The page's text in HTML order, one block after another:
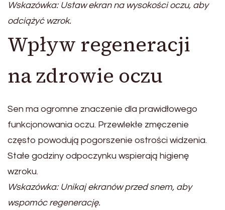
Wskazówka: Ustaw ekran na wysokości oczu, aby
odciążyć wzrok.
Wpływ regeneracji
na zdrowie oczu
Sen ma ogromne znaczenie dla prawidłowego
funkcjonowania oczu. Przewlekłe zmęczenie
często powodują pogorszenie ostrości widzenia.
Stałe godziny odpoczynku wspierają higienę
wzroku.
Wskazówka: Unikaj ekranów przed snem, aby
wspomóc regenerację.